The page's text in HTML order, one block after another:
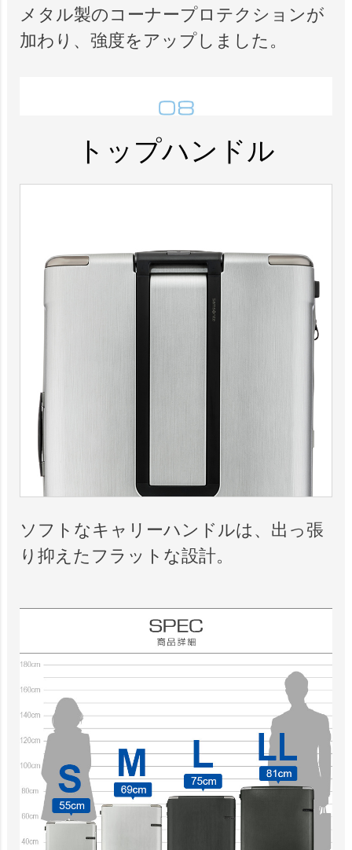
メタル製のコーナープロテクションが
加わり、強度をアップしました。
トップハンドル
ソフトなキャリーハンドルは、出っ張
り抑えたフラットな設計。